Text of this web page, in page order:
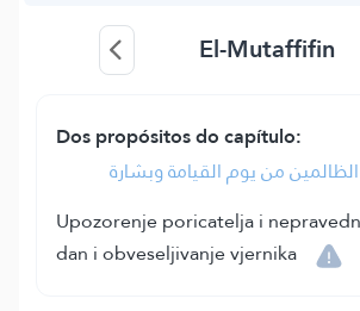
El-Mutaffifin
Dos propósitos do capítulo:
من يوم القيامة وبشارة
Upozorenje poricatelja i
dan i obveseljivanje vjernika